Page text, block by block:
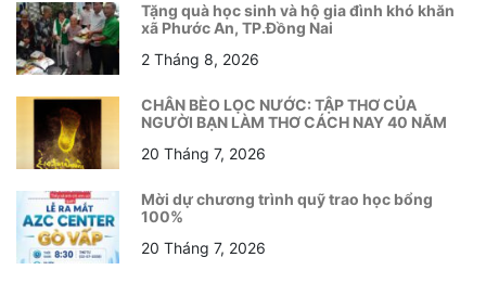
Tặng quà học sinh và hộ gia đình khó khăn
xã Phước An, TP.Đồng Nai
2 Tháng 8, 2026
CHÂN BÈO LỌC NƯỚC: TẬP THƠ CỦA
NGƯỜI BẠN LÀM THƠ CÁCH NAY 40 NĂM
20 Tháng 7, 2026
Mời dự chương trình quỹ trao học bổng
100%
20 Tháng 7, 2026